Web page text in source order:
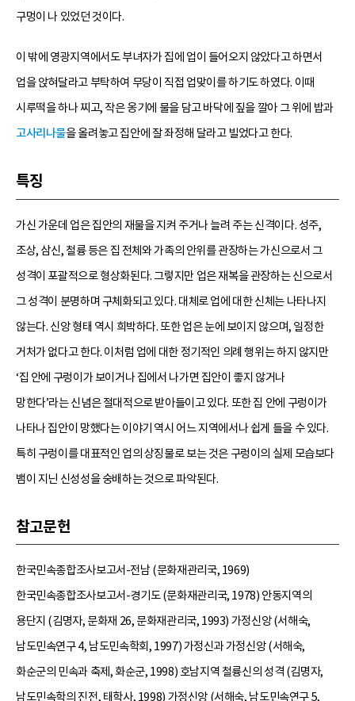
구멍이 나 있었던 것이다.
이 밖에 영광지역에서도 부녀자가 집에 업이 들어오지 않았다고 하면서
업을 앉혀달라고 부탁하여 무당이 직접 업맞이를 하기도 하였다. 이때
시루떡을 하나 찌고, 작은 옹기에 물을 담고 바닥에 짚을 깔아 그 위에 밥과
고사리나물을 올려놓고 집안에 잘 좌정해 달라고 빌었다고 한다.
특징
가신 가운데 업은 집안의 재물을 지켜 주거나 늘려 주는 신격이다. 성주,
조상, 삼신, 철륭 등은 집 전체와 가족의 안위를 관장하는 가신으로서 그
성격이 포괄적으로 형상화된다. 그렇지만 업은 재복을 관장하는 신으로서
그 성격이 분명하며 구체화되고 있다. 대체로 업에 대한 신체는 나타나지
않는다. 신앙 형태 역시 희박하다. 또한 업은 눈에 보이지 않으며, 일정한
거처가 없다고 한다. 이처럼 업에 대한 정기적인 의례 행위는 하지 않지만
‘집 안에 구렁이가 보이거나 집에서 나가면 집안이 좋지 않거나
망한다’라는 신념은 절대적으로 받아들이고 있다. 또한 집 안에 구렁이가
나타나 집안이 망했다는 이야기 역시 어느 지역에서나 쉽게 들을 수 있다.
특히 구렁이를 대표적인 업의 상징물로 보는 것은 구렁이의 실제 모습보다
뱀이 지닌 신성성을 숭배하는 것으로 파악된다.
참고문헌
한국민속종합조사보고서-전남 (문화재관리국, 1969)
한국민속종합조사보고서-경기도 (문화재관리국, 1978) 안동지역의
용단지 (김명자, 문화재 26, 문화재관리국, 1993) 가정신앙 (서해숙,
남도민속연구 4, 남도민속학회, 1997) 가정신과 가정신앙 (서해숙,
화순군의 민속과 축제, 화순군, 1998) 호남지역 철륭신의 성격 (김명자,
남도민속학의 진전, 태학사, 1998) 가정신앙 (서해숙, 남도민속연구 5,